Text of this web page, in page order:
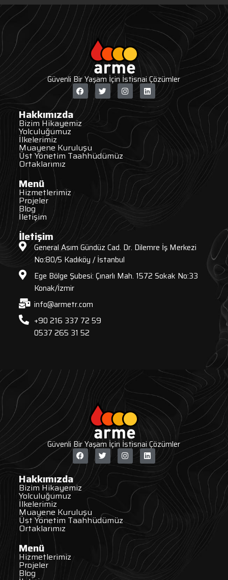
Güvenli Bir Yaşam İçin İstisnai Çözümler
Hakkımızda
Bizim Hikayemiz
Yolculuğumuz
İlkelerimiz
Muayene Kuruluşu
Üst Yönetim Taahhüdümüz
Ortaklarımız
Menü
Hizmetlerimiz
Projeler
Blog
İletişim
İletişim
General Asım Gündüz Cad. Dr. Dilemre İş Merkezi
No:80/5 Kadıköy / İstanbul
Ege Bölge Şubesi: Çınarlı Mah. 1572 Sokak No:33
Konak/İzmir
info@armetr.com
+90 216 337 72 59
0537 265 31 52
Güvenli Bir Yaşam İçin İstisnai Çözümler
Hakkımızda
Bizim Hikayemiz
Yolculuğumuz
İlkelerimiz
Muayene Kuruluşu
Üst Yönetim Taahhüdümüz
Ortaklarımız
Menü
Hizmetlerimiz
Projeler
Blog